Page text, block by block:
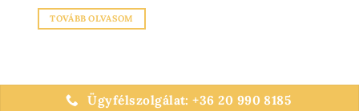
TOVÁBB OLVASOM
Ügyfélszolgálat: +36 20 990 8185